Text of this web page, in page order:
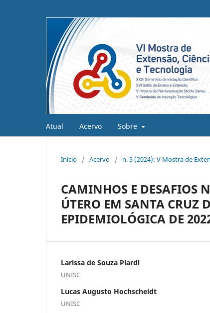
Atual Acervo Sobre
Início / Acervo / n. 5 (2024): V Mostra de
CAMINHOS E DESAFIOS
ÚTERO EM SANTA CRUZ
EPIDEMIOLÓGICA DE
Larissa de Souza Piardi
UNISC
Lucas Augusto Hochscheidt
UNISC